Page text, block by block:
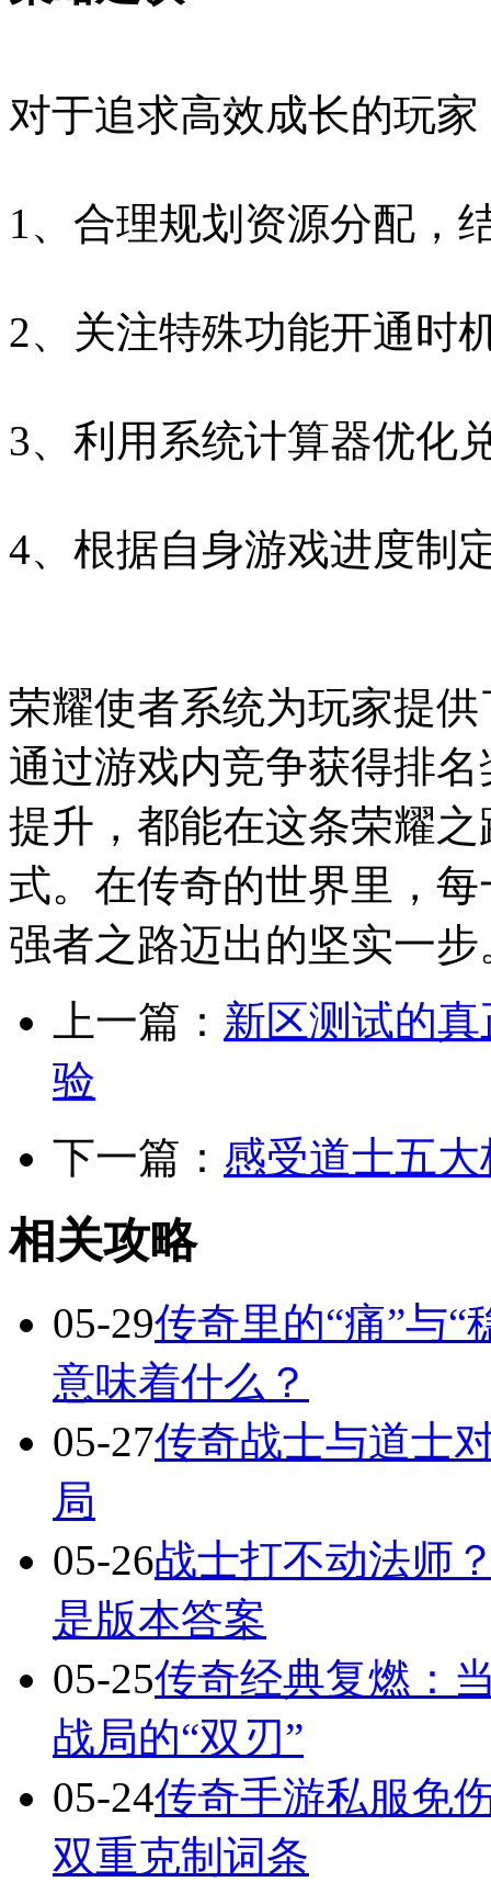
对于追求高效成长的玩
1、合理规划资源分配，
2、关注特殊功能开通时
3、利用系统计算器优化
4、根据自身游戏进度制
荣耀使者系统为玩家提
通过游戏内竞争获得排
提升，都能在这条荣耀
式。在传奇的世界里，
强者之路迈出的坚实一步
上一篇： 新区测试的
验
下一篇： 感受道士五
相关攻略
05-29传奇里的“痛”与“
意味着什么？
05-27传奇战士与道士
局
05-26战士打不动法师
是版本答案
05-25传奇经典复燃：
战局的“双刃”
05-24传奇手游私服免
双重克制词条